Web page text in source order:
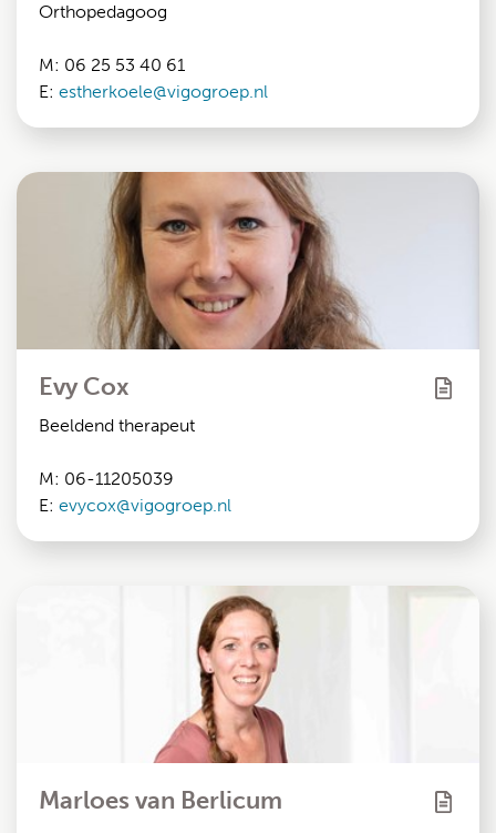
Orthopedagoog
M: 06 25 53 40 61
E: estherkoele@vigogroep.nl
Evy Cox
Beeldend therapeut
M: 06-11205039
E: evycox@vigogroep.nl
Marloes van Berlicum